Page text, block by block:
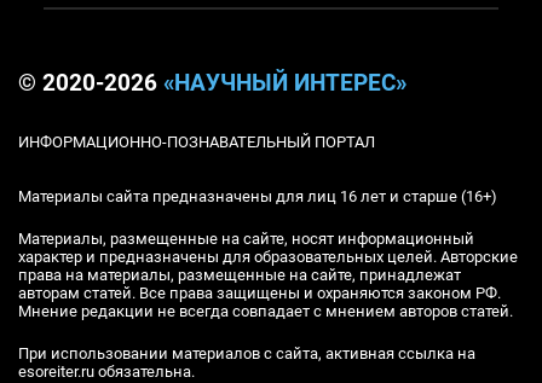
© 2020-2026 «НАУЧНЫЙ ИНТЕРЕС»
ИНФОРМАЦИОННО-ПОЗНАВАТЕЛЬНЫЙ ПОРТАЛ
Материалы сайта предназначены для лиц 16 лет и старше (16+)
Материалы, размещенные на сайте, носят информационный
характер и предназначены для образовательных целей. Авторские
права на материалы, размещенные на сайте, принадлежат
авторам статей. Все права защищены и охраняются законом РФ.
Мнение редакции не всегда совпадает с мнением авторов статей.
При использовании материалов с сайта, активная ссылка на
esoreiter.ru обязательна.